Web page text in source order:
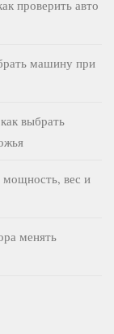
проверить авто
машину при
выбрать
вес и
менять